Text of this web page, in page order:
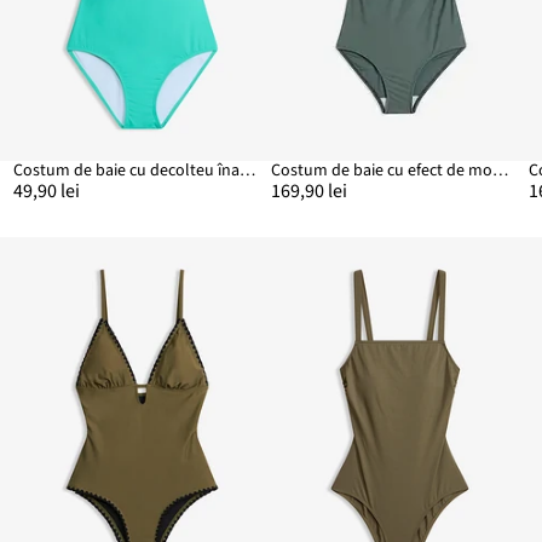
Costum de baie cu decolteu înalt la spate
49,90 lei
Costum de baie cu efect de modelare ușor
169,90 lei